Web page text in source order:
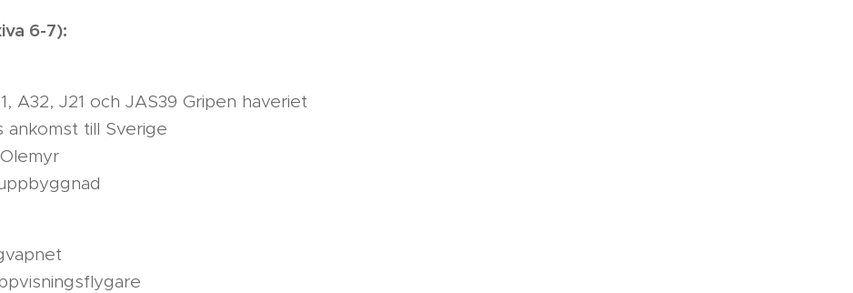
6-7):
A32, J21 och JAS39 Gripen haveriet
ankomst till Sverige